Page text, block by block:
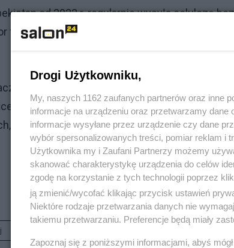
od 2022 r. regularnie wysyła celulozę
finansowy na ryzyko sankcji wtórnych i stawia
kolejne pociski, które mogą spaść na
całego łańcucha „celuloza –
aby uniemożliwić omijanie sankcji.
Drogi Użytkowniku,
My, naszych 1162 zaufanych partnerów oraz inne
informacje na urządzeniu oraz przetwarzamy
informacje wysyłane przez urządzenie czy dane
wybór spersonalizowanych treści, pomiar reklam i
Użytkownika my i Zaufani Partnerzy możemy
skanować charakterystykę urządzenia do celów
zgodę na korzystanie z tych technologii poprzez
ją zmienić/wycofać klikając przycisk ustawień
Niektóre rodzaje przetwarzania danych nie
takiemu przetwarzaniu. Preferencje będą miały
Zapoznaj się z poniższymi informacjami, abyś